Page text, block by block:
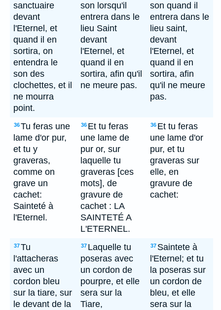
sanctuaire
devant
l'Eternel, et
quand il en
sortira, on
entendra le
son des
clochettes, et il
ne mourra
point.
son lorsqu'il
entrera dans le
lieu Saint
devant
l'Eternel, et
quand il en
sortira, afin qu'il
ne meure pas.
son quand il
entrera dans le
lieu saint,
devant
l'Eternel, et
quand il en
sortira, afin
qu'il ne meure
pas.
36Tu feras une
lame d'or pur,
et tu y
graveras,
comme on
grave un
cachet:
Sainteté à
l'Eternel.
36 Et tu feras
une lame de
pur or, sur
laquelle tu
graveras [ces
mots], de
gravure de
cachet : LA
SAINTETÉ A
L'ETERNEL.
36 Et tu feras
une lame d'or
pur, et tu
graveras sur
elle, en
gravure de
cachet:
37Tu
l'attacheras
avec un
cordon bleu
sur la tiare, sur
le devant de la
37 Laquelle tu
poseras avec
un cordon de
pourpre, et elle
sera sur la
Tiare,
37 Saintete à
l'Eternel; et tu
la poseras sur
un cordon de
bleu, et elle
sera sur la